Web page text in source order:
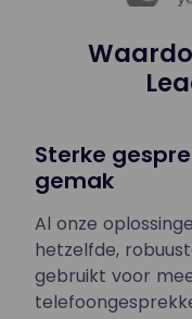
Sterke
gemak
Al onze
hetzelfde,
gebruikt voor